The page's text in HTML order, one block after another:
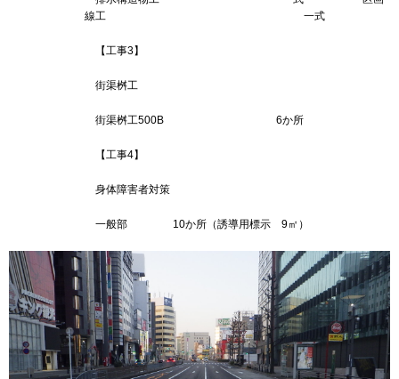
線工 一式
【工事3】
街渠桝工
街渠桝工500B 6か所
【工事4】
身体障害者対策
一般部 10か所（誘導用標示 9㎡）